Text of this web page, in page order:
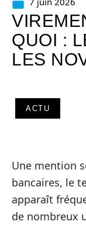
QUOI :
LES
ACTU
Une mention
bancaires, le
apparaît
de nombreux